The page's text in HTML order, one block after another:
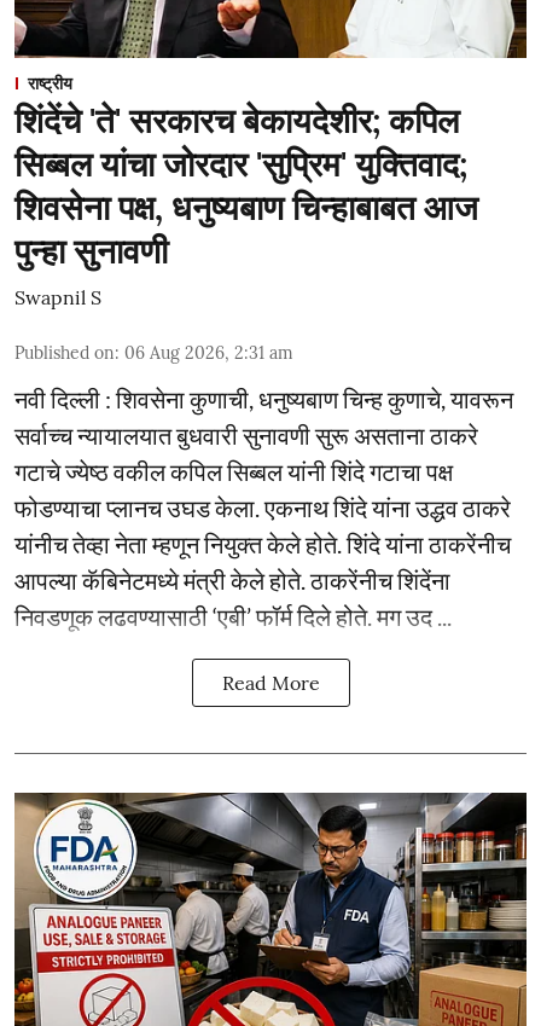
राष्ट्रीय
शिंदेंचे 'ते' सरकारच बेकायदेशीर; कपिल
सिब्बल यांचा जोरदार 'सुप्रिम' युक्तिवाद;
शिवसेना पक्ष, धनुष्यबाण चिन्हाबाबत आज
पुन्हा सुनावणी
Swapnil S
Published on: 06 Aug 2026, 2:31 am
नवी दिल्ली : शिवसेना कुणाची, धनुष्यबाण चिन्ह कुणाचे, यावरून
सर्वाच्च न्यायालयात बुधवारी सुनावणी सुरू असताना ठाकरे
गटाचे ज्येष्ठ वकील कपिल सिब्बल यांनी शिंदे गटाचा पक्ष
फोडण्याचा प्लानच उघड केला. एकनाथ शिंदे यांना उद्धव ठाकरे
यांनीच तेव्हा नेता म्हणून नियुक्त केले होते. शिंदे यांना ठाकरेंनीच
आपल्या कॅबिनेटमध्ये मंत्री केले होते. ठाकरेंनीच शिंदेंना
निवडणूक लढवण्यासाठी ‘एबी’ फॉर्म दिले होते. मग उद ...
Read More